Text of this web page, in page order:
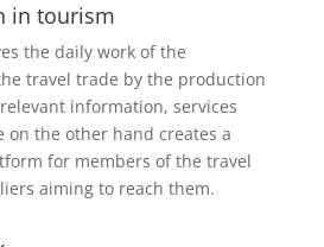
in tourism
the daily work of the
travel trade by the production
information, services
on the other hand creates a
for members of the travel
aiming to reach them.